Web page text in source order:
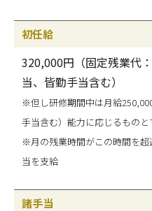
初任給
320,000円（固定残業代
当、皆勤手当含む）
※但し研修期間中は月給
手当含む）能力に応じるものと
※月の残業時間がこの時間を
当を支給
諸手当